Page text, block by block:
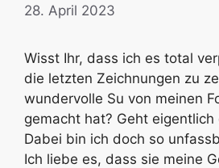
28. April 2023
Wisst Ihr, dass ich es total
die letzten Zeichnungen zu
wundervolle Su von meinen
gemacht hat? Geht eigentlich
Dabei bin ich doch so
Ich liebe es, dass sie meine